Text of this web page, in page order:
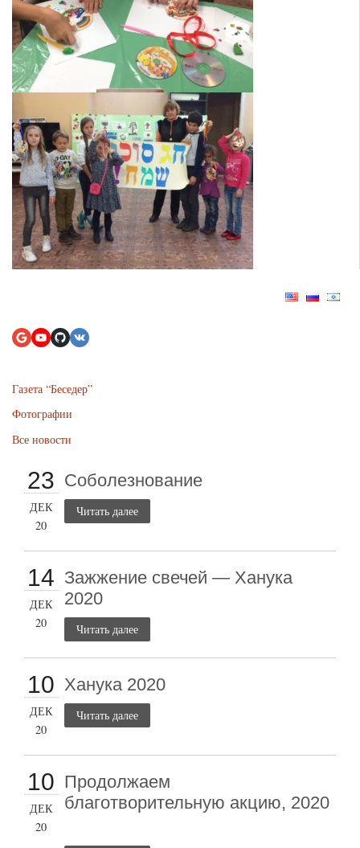
Газета “Беседер”
Фотографии
Все новости
23
ДЕК
20
Соболезнование
Читать далее
14
ДЕК
20
Зажжение свечей — Ханука
2020
Читать далее
10
ДЕК
20
Ханука 2020
Читать далее
10
ДЕК
20
Продолжаем
благотворительную акцию, 2020